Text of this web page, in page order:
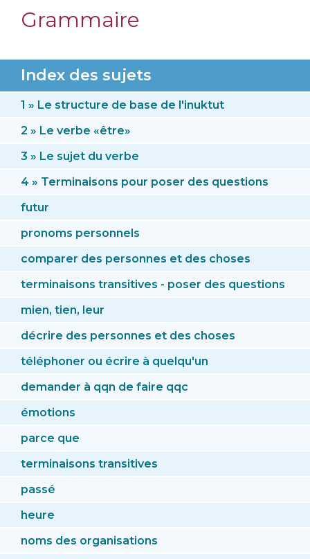
Grammaire
Index des sujets
1 » Le structure de base de l'inuktut
2 » Le verbe «être»
3 » Le sujet du verbe
4 » Terminaisons pour poser des questions
futur
pronoms personnels
comparer des personnes et des choses
terminaisons transitives - poser des questions
mien, tien, leur
décrire des personnes et des choses
téléphoner ou écrire à quelqu'un
demander à qqn de faire qqc
émotions
parce que
terminaisons transitives
passé
heure
noms des organisations